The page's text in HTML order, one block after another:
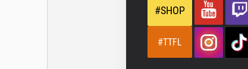
#SHOP
#TTFL